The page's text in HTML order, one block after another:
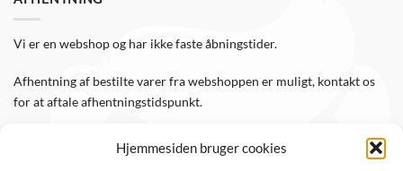
Hjemmesiden bruger cookies
Vi er en webshop og har ikke faste åbningstider.
Afhentning af bestilte varer fra webshoppen er muligt, kontakt os
for at aftale afhentningstidspunkt.